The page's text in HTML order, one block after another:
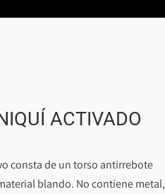
ACTIVADO
consta de un torso antirrebote
blando. No contiene metal,